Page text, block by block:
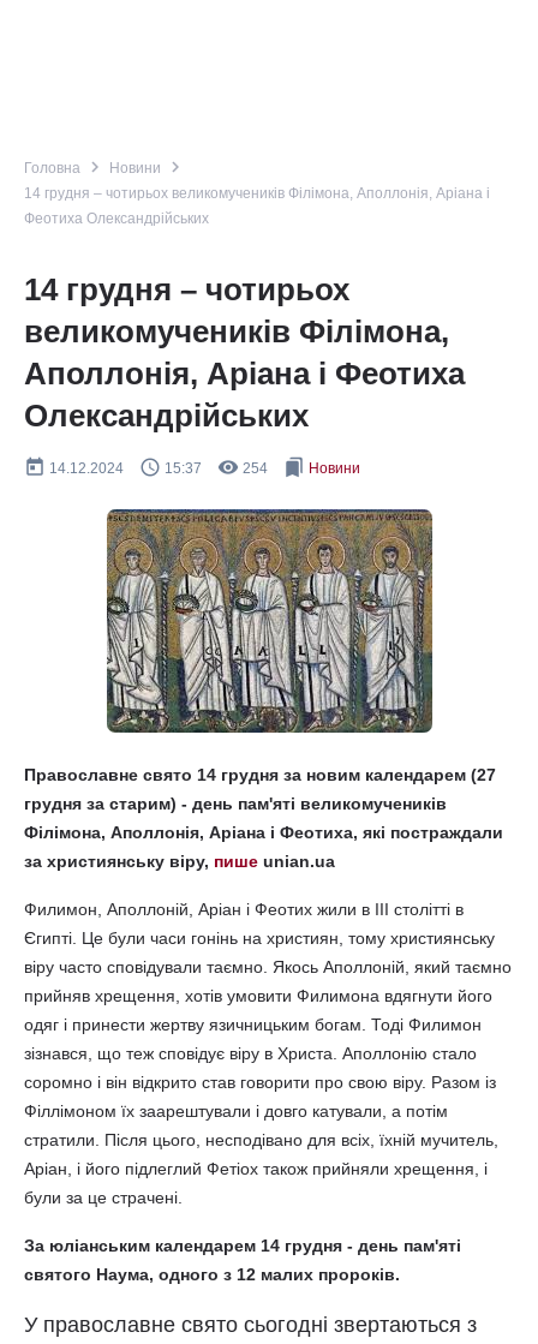
Головна navigate_next Новини navigate_next
14 грудня – чотирьох великомучеників Філімона, Аполлонія, Аріана і
Феотиха Олександрійських
14 грудня – чотирьох
великомучеників Філімона,
Аполлонія, Аріана і Феотиха
Олександрійських
today 14.12.2024 query_builder 15:37 remove_red_eye 254 bookmarks Новини
Православне свято 14 грудня за новим календарем (27
грудня за старим) - день пам'яті великомучеників
Філімона, Аполлонія, Аріана і Феотиха, які постраждали
за християнську віру, пише unian.ua
Филимон, Аполлоній, Аріан і Феотих жили в III столітті в
Єгипті. Це були часи гонінь на християн, тому християнську
віру часто сповідували таємно. Якось Аполлоній, який таємно
прийняв хрещення, хотів умовити Филимона вдягнути його
одяг і принести жертву язичницьким богам. Тоді Филимон
зізнався, що теж сповідує віру в Христа. Аполлонію стало
соромно і він відкрито став говорити про свою віру. Разом із
Філлімоном їх заарештували і довго катували, а потім
стратили. Після цього, несподівано для всіх, їхній мучитель,
Аріан, і його підлеглий Фетіох також прийняли хрещення, і
були за це страчені.
За юліанським календарем 14 грудня - день пам'яті
святого Наума, одного з 12 малих пророків.
У православне свято сьогодні звертаються з